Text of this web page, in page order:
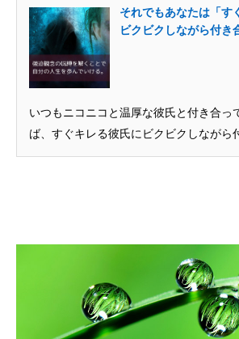
それでもあなたは「す
ビクビクしながら付き
いつもニコニコと温厚な彼氏と付き合っ
ば、すぐキレる彼氏にビクビクしながら